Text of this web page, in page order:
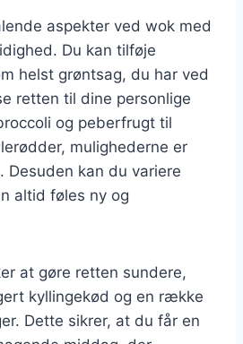
aspekter ved wok med
Du kan tilføje
helst grøntsag, du har ved
retten til dine personlige
og peberfrugt til
mulighederne er
kan du variere
altid føles ny og
at gøre retten sundere,
kyllingekød og en række
Dette sikrer, at du får en